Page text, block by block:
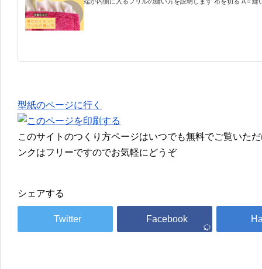
型紙のページに行く
このサイトのつくり方ページはいつでも無料でご覧いた
ンクはフリーですのでお気軽にどうぞ
シェアする